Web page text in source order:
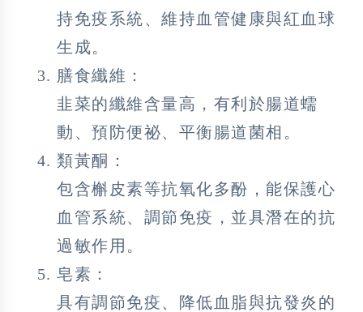
持免疫系統、維持血管健康與紅血球
生成。
膳食纖維：
韭菜的纖維含量高，有利於腸道蠕
動、預防便祕、平衡腸道菌相。
類黃酮：
包含槲皮素等抗氧化多酚，能保護心
血管系統、調節免疫，並具潛在的抗
過敏作用。
皂素：
具有調節免疫、降低血脂與抗發炎的